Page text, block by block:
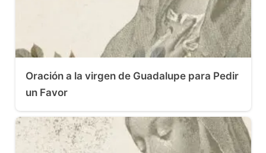
Oración a la virgen de Guadalupe para Pedir
un Favor